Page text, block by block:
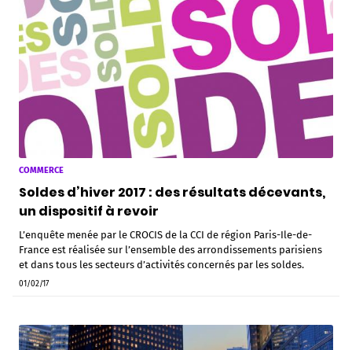
COMMERCE
Soldes d’hiver 2017 : des résultats décevants,
un dispositif à revoir
L’enquête menée par le CROCIS de la CCI de région Paris-Ile-de-
France est réalisée sur l’ensemble des arrondissements parisiens
et dans tous les secteurs d’activités concernés par les soldes.
01/02/17